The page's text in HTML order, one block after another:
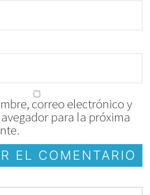
correo electrónico y
para la próxima